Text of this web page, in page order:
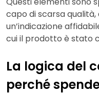
capo di scarsa
un’indicazione
cui il prodotto è stato
La logica del
perché